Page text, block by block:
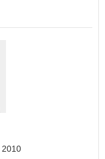
2010